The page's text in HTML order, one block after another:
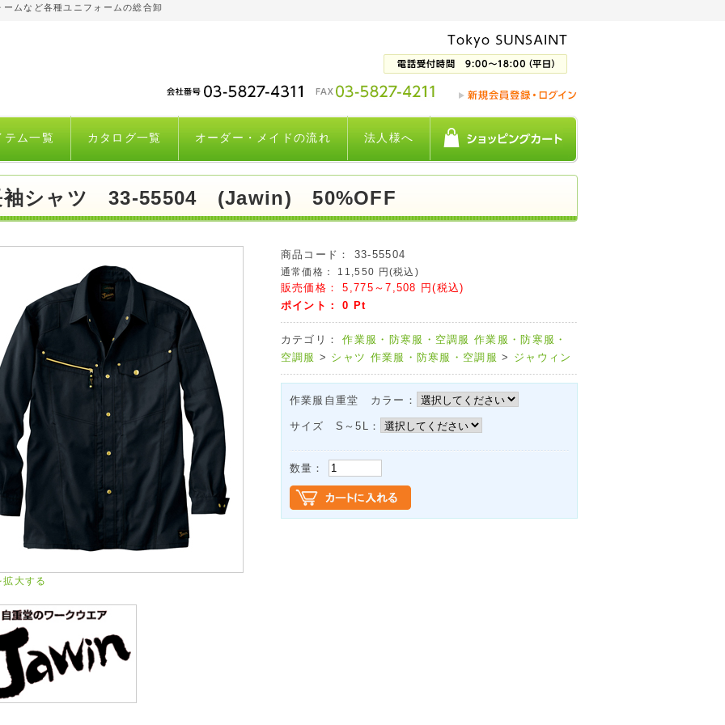
ムなど各種ユニフォームの総合卸
テム一覧 カタログ一覧 オーダー・メイドの流れ 法人様へ
袖シャツ 33-55504 (Jawin) 50%OFF
拡大する
商品コード： 33-55504
通常価格： 11,550 円(税込)
販売価格： 5,775～7,508 円(税込)
ポイント：0 Pt
カテゴリ： 作業服・防寒服・空調服 作業服・防寒服・
空調服 > シャツ 作業服・防寒服・空調服 > ジャウィン
作業服自重堂 カラー：
サイズ S～5L：
数量：